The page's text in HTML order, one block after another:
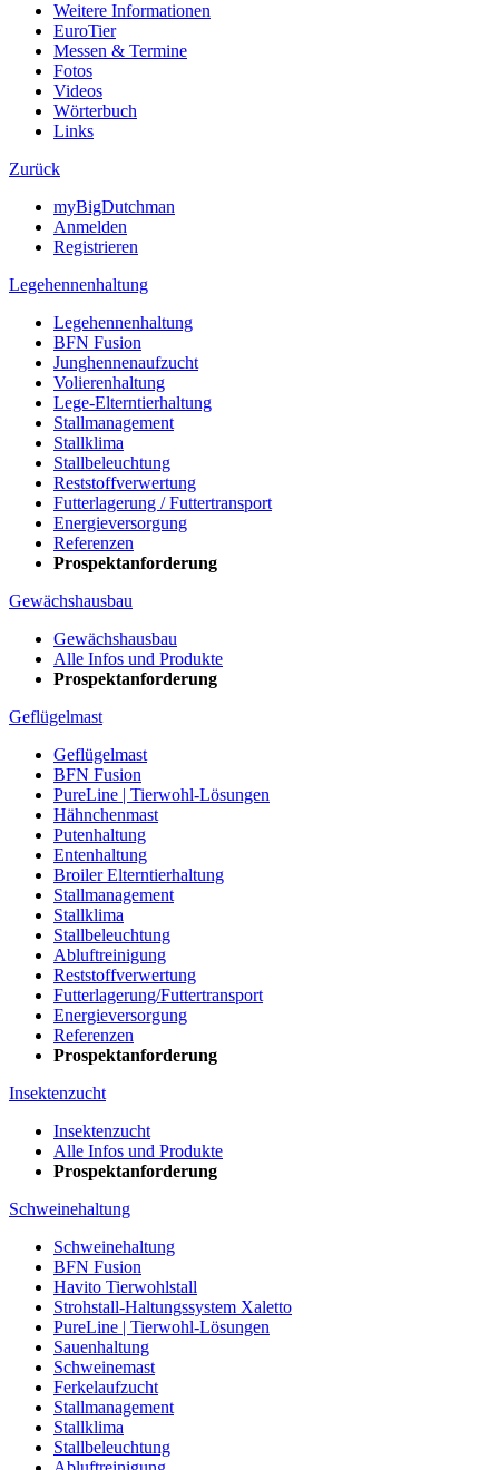
Weitere Informationen
EuroTier
Messen & Termine
Fotos
Videos
Wörterbuch
Links
Zurück
myBigDutchman
Anmelden
Registrieren
Legehennenhaltung
Legehennenhaltung
BFN Fusion
Junghennenaufzucht
Volierenhaltung
Lege-Elterntierhaltung
Stallmanagement
Stallklima
Stallbeleuchtung
Reststoffverwertung
Futterlagerung / Futtertransport
Energieversorgung
Referenzen
Prospektanforderung
Gewächshausbau
Gewächshausbau
Alle Infos und Produkte
Prospektanforderung
Geflügelmast
Geflügelmast
BFN Fusion
PureLine | Tierwohl-Lösungen
Hähnchenmast
Putenhaltung
Entenhaltung
Broiler Elterntierhaltung
Stallmanagement
Stallklima
Stallbeleuchtung
Abluftreinigung
Reststoffverwertung
Futterlagerung/Futtertransport
Energieversorgung
Referenzen
Prospektanforderung
Insektenzucht
Insektenzucht
Alle Infos und Produkte
Prospektanforderung
Schweinehaltung
Schweinehaltung
BFN Fusion
Havito Tierwohlstall
Strohstall-Haltungssystem Xaletto
PureLine | Tierwohl-Lösungen
Sauenhaltung
Schweinemast
Ferkelaufzucht
Stallmanagement
Stallklima
Stallbeleuchtung